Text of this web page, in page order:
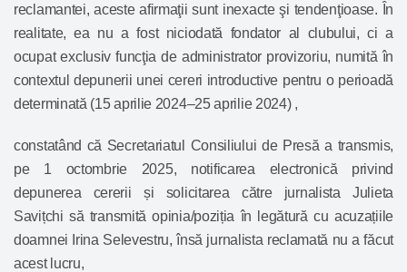
reclamantei, aceste afirmaţii sunt inexacte şi tendenţioase. În
realitate, ea nu a fost niciodată fondator al clubului, ci a
ocupat exclusiv funcţia de administrator provizoriu, numită în
contextul depunerii unei cereri introductive pentru o perioadă
determinată (15 aprilie 2024–25 aprilie 2024) ,
constatând că Secretariatul Consiliului de Presă a transmis,
pe 1 octombrie 2025, notificarea electronică privind
depunerea cererii și solicitarea către jurnalista Julieta
Savițchi să transmită opinia/poziția în legătură cu acuzațiile
doamnei Irina Selevestru, însă jurnalista reclamată nu a făcut
acest lucru,